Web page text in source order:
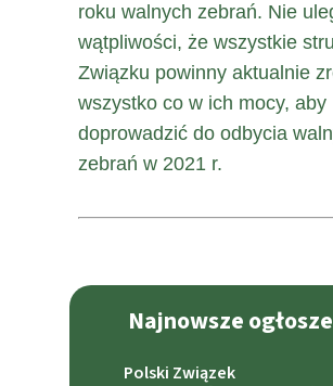
Najnowsze
Polski Związek
roku walnych zebrań. Nie
wątpliwości, że wszystkie
Związku powinny aktualnie
wszystko co w ich mocy, aby
doprowadzić do odbycia
zebrań w 2021 r.